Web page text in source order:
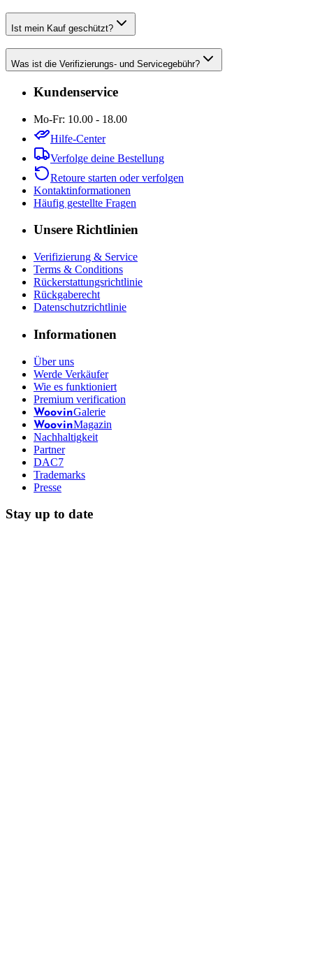
Ist mein Kauf geschützt?
Was ist die Verifizierungs- und Servicegebühr?
Kundenservice
Mo-Fr: 10.00 - 18.00
Hilfe-Center
Verfolge deine Bestellung
Retoure starten oder verfolgen
Kontaktinformationen
Häufig gestellte Fragen
Unsere Richtlinien
Verifizierung & Service
Terms & Conditions
Rückerstattungsrichtlinie
Rückgaberecht
Datenschutzrichtlinie
Informationen
Über uns
Werde Verkäufer
Wie es funktioniert
Premium verification
WoovinGalerie
WoovinMagazin
Nachhaltigkeit
Partner
DAC7
Trademarks
Presse
Stay up to date